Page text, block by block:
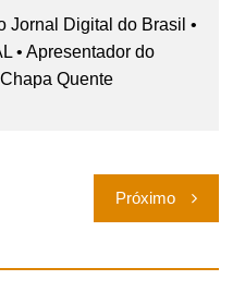
Jornal Digital do Brasil •
• Apresentador do
Quente
Próximo